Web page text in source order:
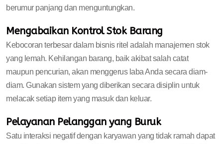
berumur panjang dan menguntungkan.
Mengabaikan Kontrol Stok Barang
Kebocoran terbesar dalam bisnis ritel adalah manajemen stok
yang lemah. Kehilangan barang, baik akibat salah catat
maupun pencurian, akan menggerus laba Anda secara diam-
diam. Gunakan sistem yang diberikan secara disiplin untuk
melacak setiap item yang masuk dan keluar.
Pelayanan Pelanggan yang Buruk
Satu interaksi negatif dengan karyawan yang tidak ramah dapat